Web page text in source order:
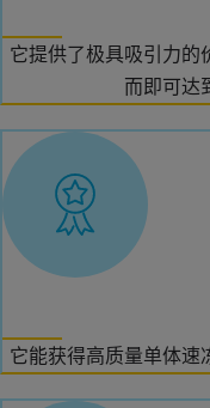
它提供了极具吸引力的
而即可达
它能获得高质量单体